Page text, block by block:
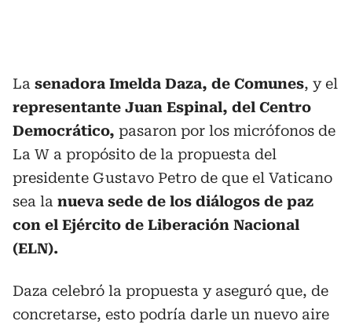
La senadora Imelda Daza, de Comunes, y el
representante Juan Espinal, del Centro
Democrático, pasaron por los micrófonos de
La W a propósito de la propuesta del
presidente Gustavo Petro de que el Vaticano
sea la nueva sede de los diálogos de paz
con el Ejército de Liberación Nacional
(ELN).
Daza celebró la propuesta y aseguró que, de
concretarse, esto podría darle un nuevo aire